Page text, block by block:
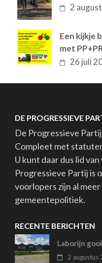
2
Een kijkje
met
26 juli
DE PROGRESSIEVE
De Progressieve
Compleet met
U kunt daar dus lid
Progressieve Partij is
voorlopers zijn al
gemeentepolitiek.
RECENTE BERICHTEN
Laborijn
2 augustus